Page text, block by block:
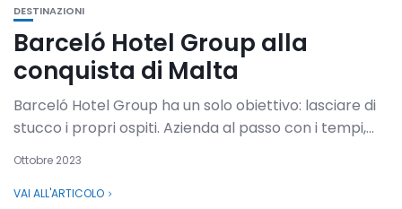
DESTINAZIONI
Barceló Hotel Group alla
conquista di Malta
Barceló Hotel Group ha un solo obiettivo: lasciare di
stucco i propri ospiti. Azienda al passo con i tempi,...
Ottobre 2023
VAI ALL'ARTICOLO